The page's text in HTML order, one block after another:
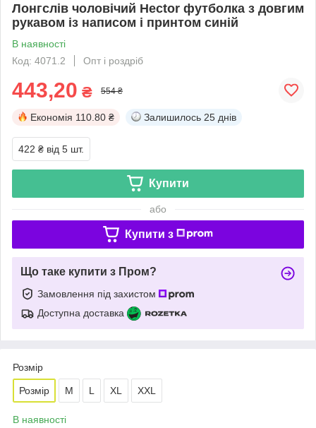
Лонгслів чоловічий Hector футболка з довгим
рукавом із написом і принтом синій
В наявності
Код: 4071.2
Опт і роздріб
443,20 ₴ 554 ₴
Економія 110.80 ₴ Залишилось 25 днів
422 ₴ від 5 шт.
Купити
або
Купити з
Що таке купити з Пром?
Замовлення під захистом
Доступна доставка
Розмір
Розмір М L XL XXL
В наявності